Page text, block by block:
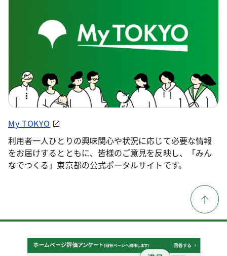
My TOKYO
利用者一人ひとりの興味関心や状況に応じて必要な情報
をお届けするとともに、皆様のご意見を反映し、「みん
なでつくる」東京都の公式ポータルサイトです。